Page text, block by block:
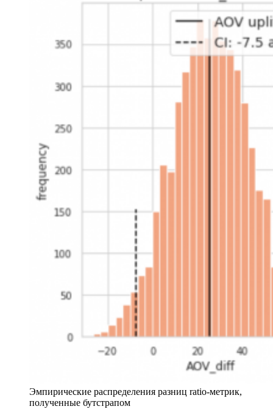
Эмпирические распределения разниц ratio-метрик,
полученные бутстрапом